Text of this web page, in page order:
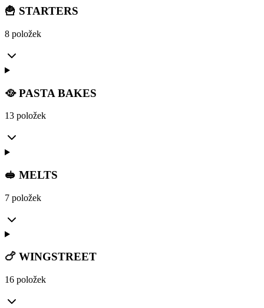
🍟 STARTERS
8 položek
🥘 PASTA BAKES
13 položek
🥪 MELTS
7 položek
🍗 WINGSTREET
16 položek